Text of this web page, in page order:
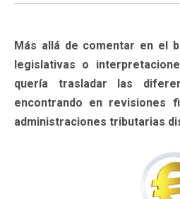
Más allá de comentar en el
legislativas o
quería trasladar las
encontrando en revisiones
administraciones tributarias